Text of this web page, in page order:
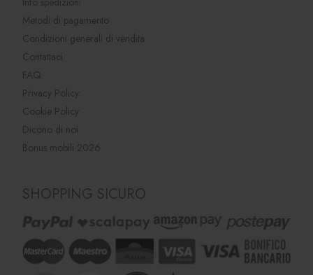
Metodi di pagamento
Condizioni generali di vendita
Contattaci
FAQ
Privacy Policy
Cookie Policy
Dicono di noi
Bonus mobili 2026
SHOPPING SICURO